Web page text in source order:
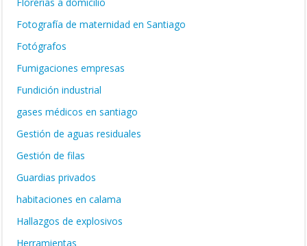
Fotografía de maternidad en Santiago
Fotógrafos
Fumigaciones empresas
Fundición industrial
gases médicos en santiago
Gestión de aguas residuales
Gestión de filas
Guardias privados
habitaciones en calama
Hallazgos de explosivos
Herramientas